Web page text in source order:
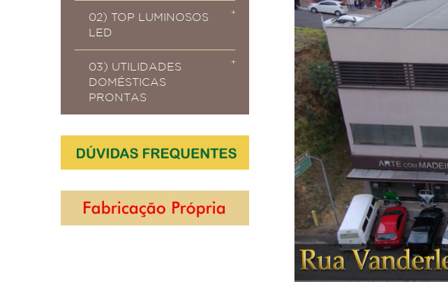
02) TOP LUMINOSOS
LED
03) UTILIDADES
DOMÉSTICAS
PRONTAS